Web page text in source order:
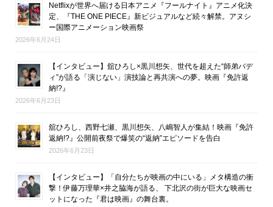
Netflixが世界へ届ける日本アニメ『フールナイト』アニメ化決
定、『THE ONE PIECE』新ビジュアルなど続々解禁。アヌシ
ー国際アニメーション映画祭
2026年6月24日
【インタビュー】舘ひろし×黒川想矢、世代を超えた“師弟バデ
ィ”が語る「演じない」演技論と再共演への夢。映画『免許返
納!?』
2026年6月23日
舘ひろし、西野七瀬、黒川想矢、八嶋智人が集結！映画『免許
返納!?』公開前夜祭で爆笑の“返納”エピソードを告白
2026年6月23日
【インタビュー】「自分たちが映画の中にいる」メタ構造の衝
撃！伊藤万理華×井之脇海が語る、 下北沢の街が巨大な映画セ
ットになった『君は映画』の舞台裏。